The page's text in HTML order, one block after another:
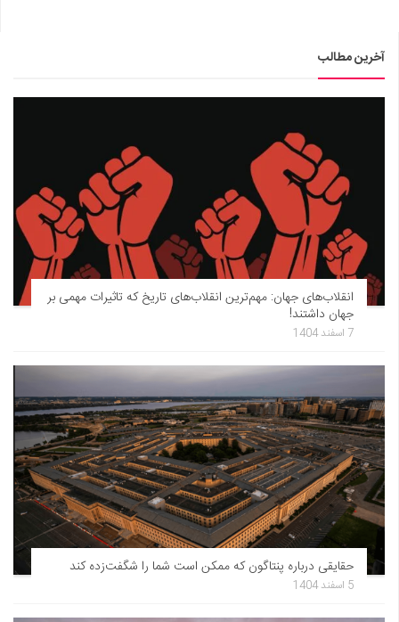
آخرین مطالب
انقلاب‌های جهان: مهم‌ترین انقلاب‌های تاریخ که تاثیرات مهمی بر
جهان داشتند!
7 اسفند 1404
حقایقی درباره پنتاگون که ممکن است شما را شگفت‌زده کند
5 اسفند 1404